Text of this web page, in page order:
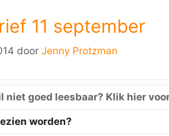
11 september
door Jenny Protzman
niet goed leesbaar? Klik hier